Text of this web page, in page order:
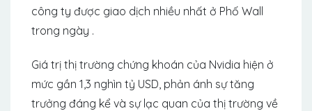
công ty được giao dịch nhiều nhất ở Phố Wall
trong ngày .
Giá trị thị trường chứng khoán của Nvidia hiện ở
mức gần 1,3 nghìn tỷ USD, phản ánh sự tăng
trưởng đáng kể và sự lạc quan của thị trường về